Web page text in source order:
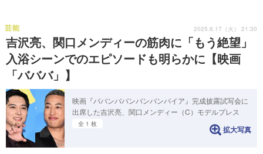
吉沢亮、関口メンディーの筋肉に「もう絶望」
入浴シーンでのエピソードも明らかに【映画
「バババ」】
芸能 2025.6.17（火） 21:30
映画『ババンババンバンバンパイア』完成披露試写会に
出席した吉沢亮、関口メンディー（C）モデルプレス
全 1 枚
拡大写真